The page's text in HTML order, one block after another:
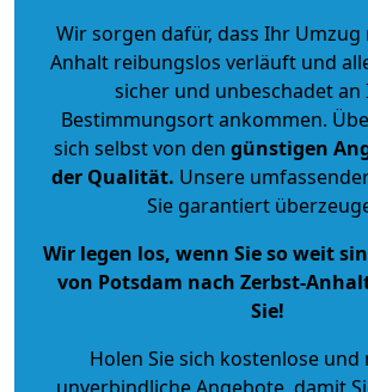
Wir sorgen dafür, dass Ihr Umzug
Anhalt reibungslos verläuft und
sicher und unbeschadet an
Bestimmungsort ankommen.
sich selbst von den günstigen
der Qualität. Unsere
Sie garantiert
Wir legen los, wenn Sie so weit
von Potsdam nach Zerbst-
Sie!
Holen Sie sich kostenlose
unverbindliche Angebote, damit